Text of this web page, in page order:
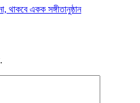
থাকবে একক সঙ্গীতানুষ্ঠান